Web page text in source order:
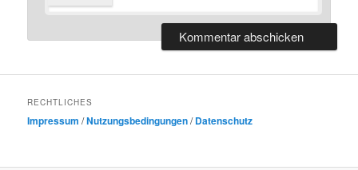
RECHTLICHES
Impressum /Nutzungsbedingungen/Datenschutz